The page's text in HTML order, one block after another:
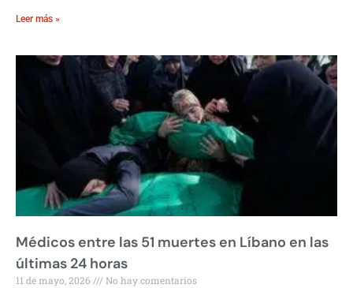
Leer más »
Médicos entre las 51 muertes en Líbano en las
últimas 24 horas
11 de mayo, 2026 No hay comentarios